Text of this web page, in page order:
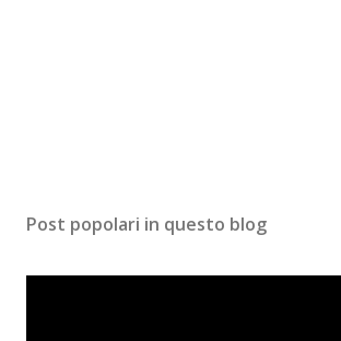
Post popolari in questo blog